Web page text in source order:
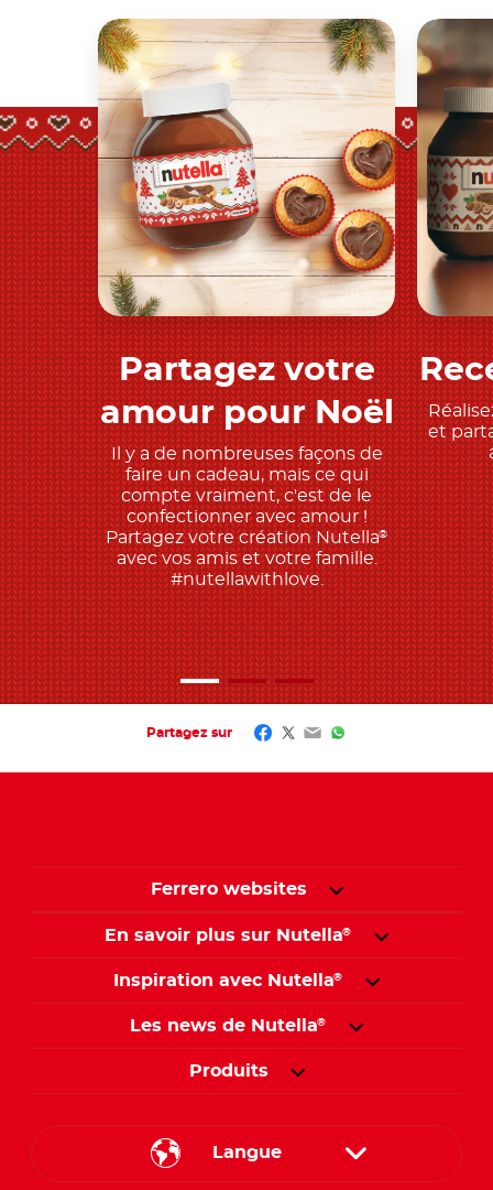
Découvrez
Partagez votre
amour pour Noël
Il y a de nombreuses façons de
faire un cadeau, mais ce qui
compte vraiment, c'est de le
confectionner avec amour !
Partagez votre création Nutella®
avec vos amis et votre famille.
#nutellawithlove.
et
Partagez sur Facebook
Twitter
EmailWhatsApp
Ferrero websites
En savoir plus sur Nutella®
Inspiration avec Nutella®
Les news de Nutella®
Produits
Langue